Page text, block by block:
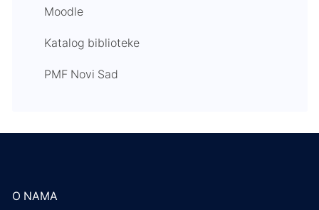
Moodle
Katalog biblioteke
PMF Novi Sad
O NAMA